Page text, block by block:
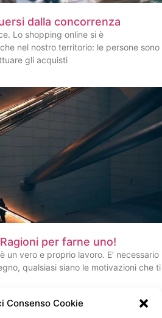
Consenso Cookie
dalla concorrenza
Lo shopping online si è
nel nostro territorio: le persone sono
gli acquisti
per farne uno!
un vero e proprio lavoro. E’ necessario
qualsiasi siano le motivazioni che ti